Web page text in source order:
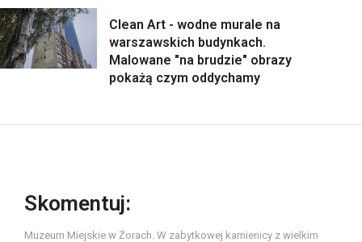
Clean Art - wodne murale na
warszawskich budynkach.
Malowane "na brudzie" obrazy
pokażą czym oddychamy
Skomentuj:
Muzeum Miejskie w Żorach. W zabytkowej kamienicy z wielkim